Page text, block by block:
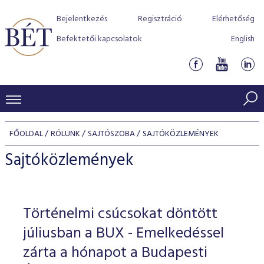
Bejelentkezés Regisztráció
Elérhetőség
Befektetői kapcsolatok
English
KERESKEDÉSI ADATOK
INDEXEK
Jelzáloglevél indexek
Vállalati kötvény indexek
Azonnali Piac
Részvények
Származékos piac
BEFEKTETŐK
Részvény szekció
Hitelpapír szekció
BÉT szabályzatok
Befektetővédelem
Alkalmazott díjstruktúra
Elszámolás
Részvény és vállalati kötvény tőzsdei bevezetését
program
BÉT Xtend - Részvénypiac egyszerűen
TŐZSDETAGOK
Tőzsdetagok, üzletkötők
VENDOROK
FŐOLDAL RÓLUNK SAJTÓSZOBA SAJTÓKÖZLEMÉNYEK
Sajtóközlemények
Történelmi csúcsokat döntött
júliusban a BUX - Emelkedéssel
zárta a hónapot a Budapesti